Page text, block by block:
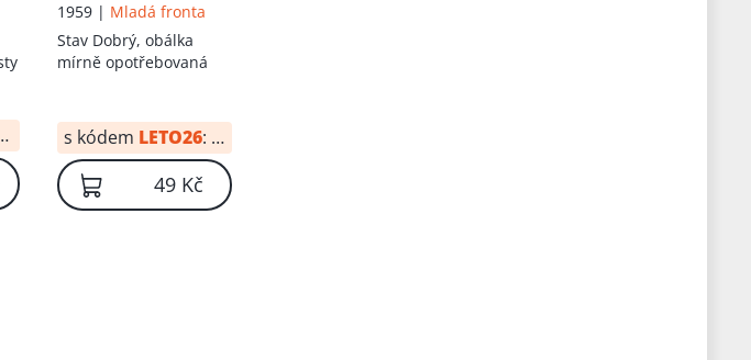
Kč
1959 | Mladá fronta
Stav Dobrý, obálka
mírně opotřebovaná
s kódem LETO26: 20 Kč
49 Kč